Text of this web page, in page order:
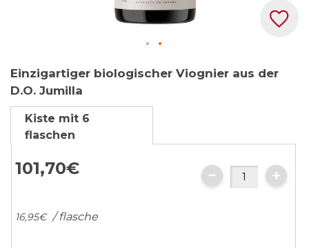
Anfang
der
Bildgalerie
springen
Einzigartiger biologischer Viognier aus der
D.O. Jumilla
Kiste mit 6
flaschen
101,70€
16,95€ / flasche